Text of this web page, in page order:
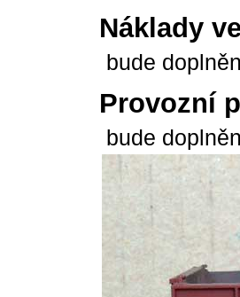
Náklady
bude
Provozní
bude